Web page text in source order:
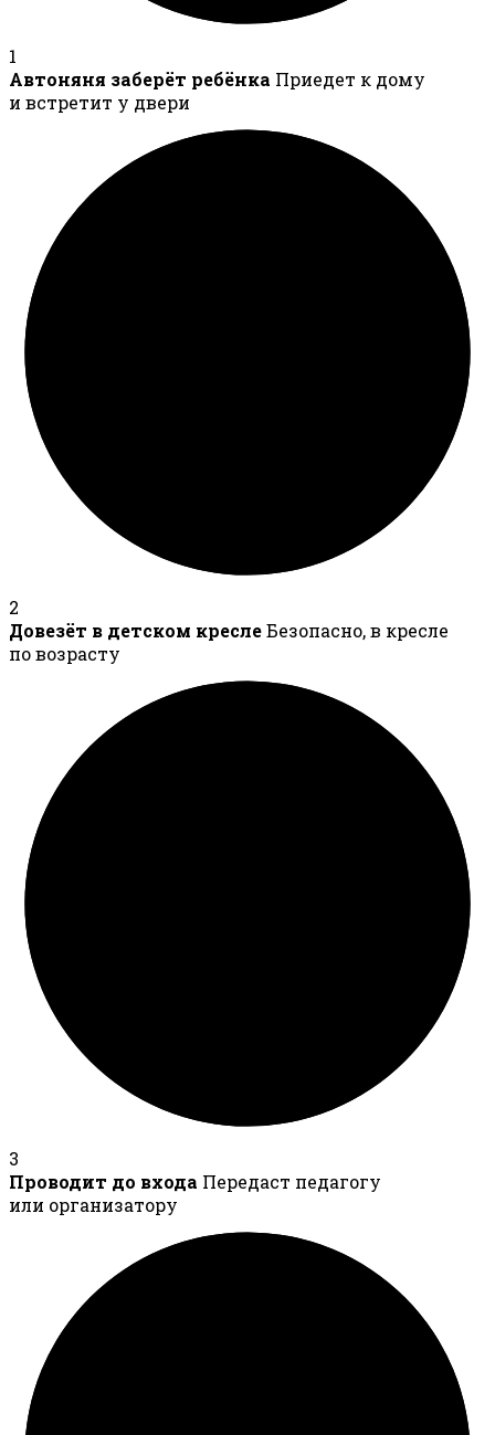
1
Автоняня заберёт ребёнка Приедет к дому
и встретит у двери
2
Довезёт в детском креслеБезопасно, в кресле
по возрасту
3
Проводит до входа Передаст педагогу
или организатору